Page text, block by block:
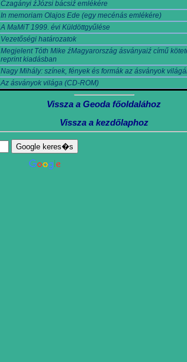
Czagányi źJózsi bácsiź emlékére
In memoriam Olajos Ede (egy mecénás emlékére)
A MaMiT 1999. évi Küldöttgyűlése
Vezetőségi határozatok
Megjelent Tóth Mike źMagyarország ásványaiź című
reprint kiadásban
Nagy Mihály: színek, fények és formák az ásványok
Az ásványok világa (CD-ROM)
Vissza a Geoda főoldalához
Vissza a kezdőlaphoz